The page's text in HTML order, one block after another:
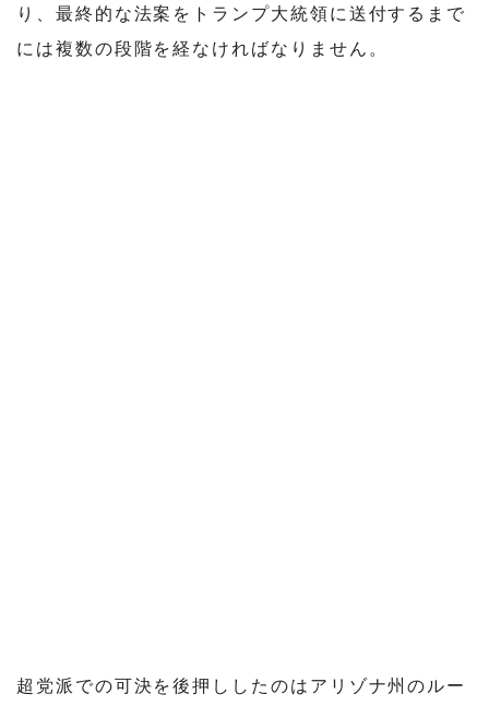
り、最終的な法案をトランプ大統領に送付するまで
には複数の段階を経なければなりません。
超党派での可決を後押ししたのはアリゾナ州のルー